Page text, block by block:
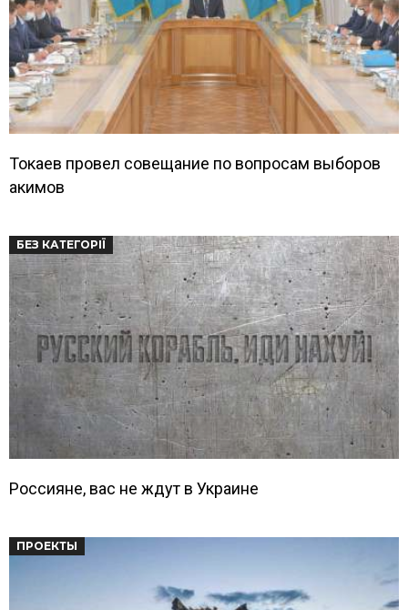
Токаев провел совещание по вопросам выборов
акимов
БЕЗ КАТЕГОРІЇ
Россияне, вас не ждут в Украине
ПРОЕКТЫ